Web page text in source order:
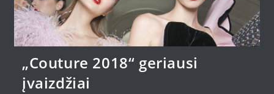
„Couture 2018“ geriausi
įvaizdžiai